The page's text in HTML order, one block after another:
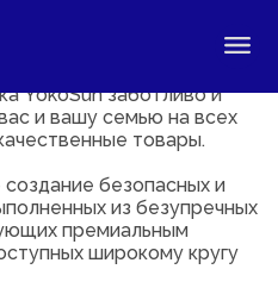
YokoSun заботливо и
и вашу семью на всех
товары.
безопасных и
из безупречных
премиальным
широкому кругу